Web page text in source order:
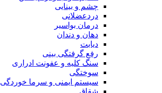
چشم و بینایی
دردعضلانی
درمان بواسیر
دهان و دندان
دیابت
رفع گرفتگی بینی
سنگ کلیه و عفونت ادراری
سوختگی
سیستم ایمنی و سرما خوردگی
شقاق